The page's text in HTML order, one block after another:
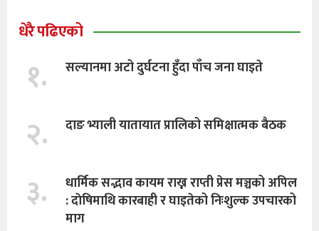
धेरै पढिएको
१. सल्यानमा अटो दुर्घटना हुँदा पाँच जना घाइते
२. दाङ भ्याली यातायात प्रालिको समिक्षात्मक बैठक
३.
धार्मिक सद्भाव कायम राख्न राप्ती प्रेस मञ्चको अपिल
: दाेषिमाथि कारबाही र घाइतेको निःशुल्क उपचारको
माग